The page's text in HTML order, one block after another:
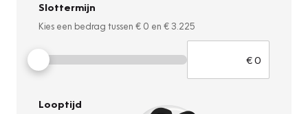
Slottermijn
Kies een bedrag tussen € 0 en € 3.225
Looptijd